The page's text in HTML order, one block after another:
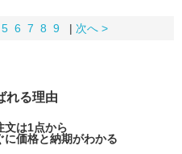
5 6 7 8 9 | 次へ >
れる理由
文は1点から
に価格と納期がわかる